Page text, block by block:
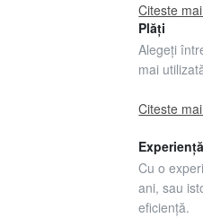
Citeste
Plăți
Alegeți
mai
Citeste
Cu o
ani, sau
eficiență.